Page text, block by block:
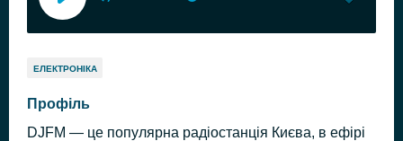
ЕЛЕКТРОНІКА
Профіль
DJFM — це популярна радіостанція Києва, в ефірі